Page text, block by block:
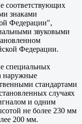
соответствующих
знаками
Федерации",
звуковыми
Федерации.
специальных
наружные
стандартами
случаях
и одним
не более 230 мм
200 мм.